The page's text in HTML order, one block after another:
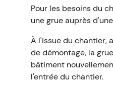
Pour les besoins du
une grue auprès
À l'issue du chantier,
de démontage, la
bâtiment
l'entrée du chantier.